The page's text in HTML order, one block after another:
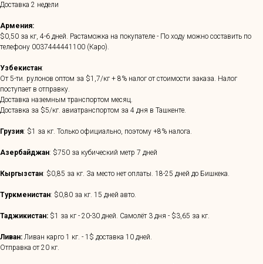
Доставка 2 недели
Армения:
$0,50 за кг, 4-6 дней. Растаможка на покупателе - По ходу можно составить по
телефону 0037444441100 (Каро).
Узбекистан:
От 5-ти. рулонов оптом за $1,7/кг + 8% налог от стоимости заказа. Налог
поступает в отправку.
Доставка наземным транспортом месяц.
Доставка за $5/кг. авиатранспортом за 4 дня в Ташкенте.
Грузия: $1 за кг. Только официально, поэтому +8% налога.
Азербайджан: $750 за кубический метр 7 дней
Кыргызстан: $0,85 за кг. За место нет оплаты. 18-25 дней до Бишкека.
Туркменистан: $0,80 за кг. 15 дней авто.
Таджикистан: $1 за кг - 20-30 дней. Самолёт 3 дня - $3,65 за кг.
Ливан: Ливан карго 1 кг. - 1$ доставка 10 дней.
Отправка от 20 кг.